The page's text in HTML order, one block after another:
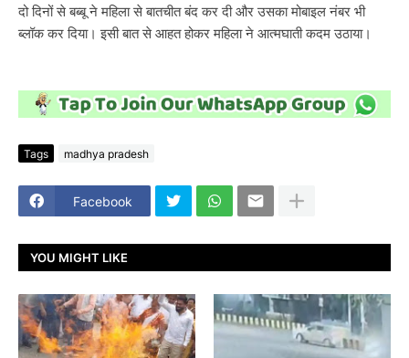
दो दिनों से बब्बू ने महिला से बातचीत बंद कर दी और उसका मोबाइल नंबर भी
ब्लॉक कर दिया। इसी बात से आहत होकर महिला ने आत्मघाती कदम उठाया।
Tags madhya pradesh
Facebook
YOU MIGHT LIKE